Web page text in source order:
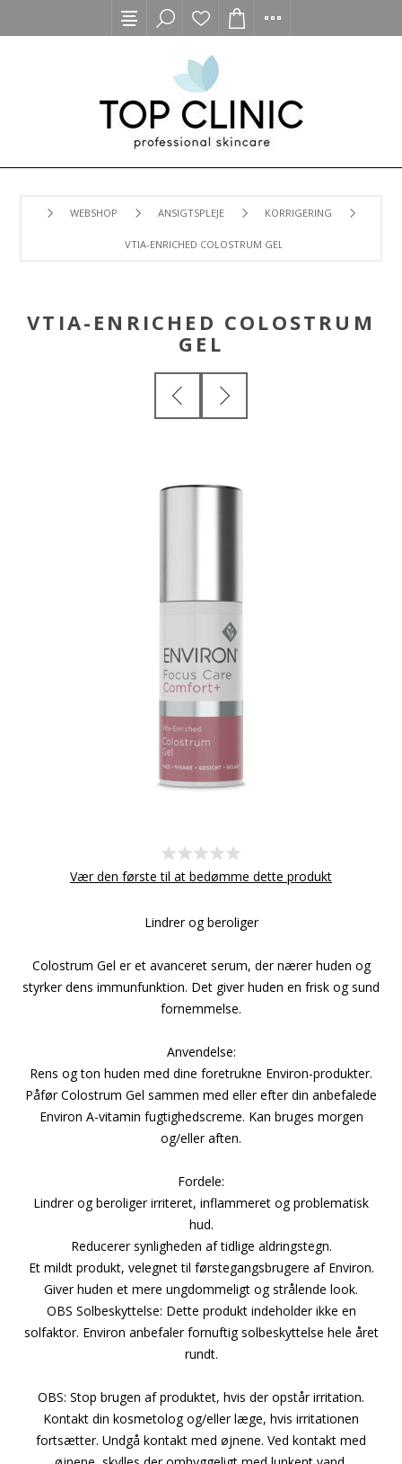
WEBSHOP ANSIGTSPLEJE KORRIGERING
VTIA-ENRICHED COLOSTRUM GEL
VTIA-ENRICHED COLOSTRUM
GEL
Vær den første til at bedømme dette produkt
Lindrer og beroliger
Colostrum Gel er et avanceret serum, der nærer huden og
styrker dens immunfunktion. Det giver huden en frisk og sund
fornemmelse.
Anvendelse:
Rens og ton huden med dine foretrukne Environ-produkter.
Påfør Colostrum Gel sammen med eller efter din anbefalede
Environ A-vitamin fugtighedscreme. Kan bruges morgen
og/eller aften.
Fordele:
Lindrer og beroliger irriteret, inflammeret og problematisk
hud.
Reducerer synligheden af tidlige aldringstegn.
Et mildt produkt, velegnet til førstegangsbrugere af Environ.
Giver huden et mere ungdommeligt og strålende look.
OBS Solbeskyttelse: Dette produkt indeholder ikke en
solfaktor. Environ anbefaler fornuftig solbeskyttelse hele året
rundt.
OBS: Stop brugen af produktet, hvis der opstår irritation.
Kontakt din kosmetolog og/eller læge, hvis irritationen
fortsætter. Undgå kontakt med øjnene. Ved kontakt med